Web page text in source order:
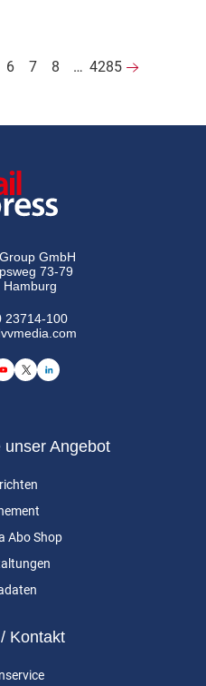
6 7 8 … 4285
GmbH
73-79
Hamburg
23714-100
unser Angebot
Abo Shop
Kontakt